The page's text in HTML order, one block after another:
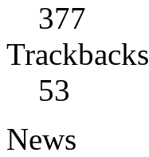
377
Trackbacks
53
News